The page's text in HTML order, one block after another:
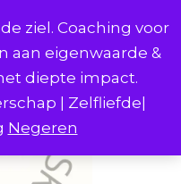
ziel. Coaching voor
aan eigenwaarde &
diepte impact.
| Zelfliefde|
Negeren